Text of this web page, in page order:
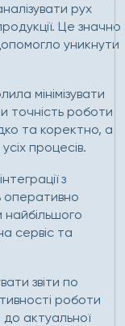
рух
Це значно
уникнути
мінімізувати
точність роботи
та коректно, а
процесів.
з
оперативно
найбільшого
сервіс та
звіти по
роботи
актуальної